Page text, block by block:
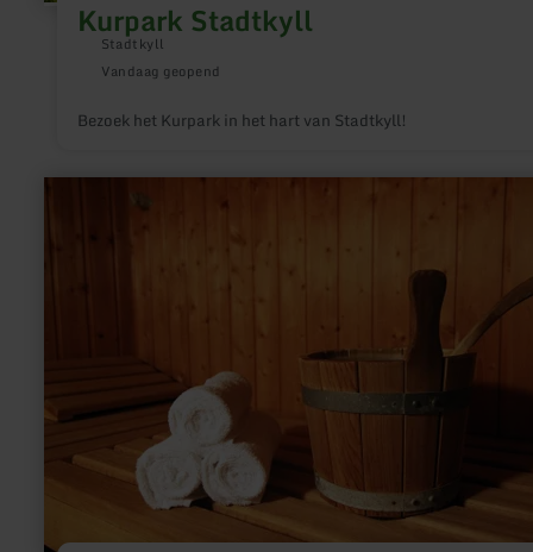
Kurpark Stadtkyll
Stadtkyll
Vandaag geopend
Bezoek het Kurpark in het hart van Stadtkyll!